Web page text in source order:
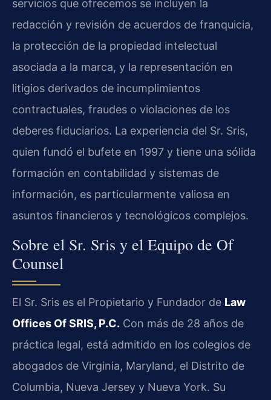
servicios que ofrecemos se incluyen la
redacción y revisión de acuerdos de franquicia,
la protección de la propiedad intelectual
asociada a la marca, y la representación en
litigios derivados de incumplimientos
contractuales, fraudes o violaciones de los
deberes fiduciarios. La experiencia del Sr. Sris,
quien fundó el bufete en 1997 y tiene una sólida
formación en contabilidad y sistemas de
información, es particularmente valiosa en
asuntos financieros y tecnológicos complejos.
Sobre el Sr. Sris y el Equipo de Of
Counsel
El Sr. Sris es el Propietario y Fundador de Law
Offices Of SRIS, P.C. Con más de 28 años de
práctica legal, está admitido en los colegios de
abogados de Virginia, Maryland, el Distrito de
Columbia, Nueva Jersey y Nueva York. Su